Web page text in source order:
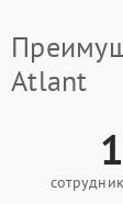
Atlant